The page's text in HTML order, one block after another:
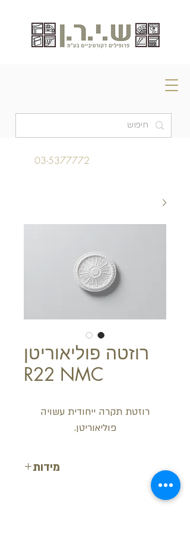
03-5377772
רוזטה פוליאוריטן
R22 NMC
רוזטת תקרה ייחודית עשויה
פוליאוריטן.
מידות